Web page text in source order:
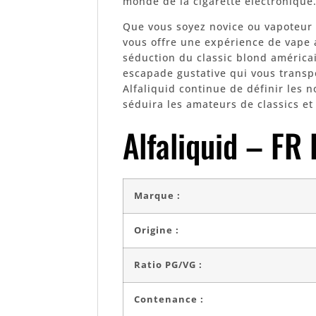
Que vous soyez novice ou
vous offre une expérience de
séduction du classic blond
escapade gustative qui vous
Alfaliquid continue de définir les
séduira les amateurs de classics
Alfaliquid –
Marque :
Origine :
Ratio PG/VG :
Contenance :